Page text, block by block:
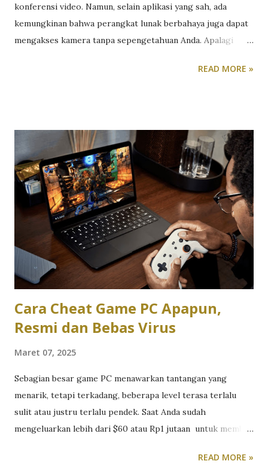
konferensi video. Namun, selain aplikasi yang sah, ada
kemungkinan bahwa perangkat lunak berbahaya juga dapat
mengakses kamera tanpa sepengetahuan Anda. Apalagi
dengan penutup fisik. Jika Anda ingin meningkatkan
melalui Registry Editor di Windows. Menonaktifkan Kamera
Melalui Registry Editor Buka Registry Editor Ketik regedit
di kolom pencarian pada taskbar dan tekan Enter . Klik pada
Registry Editor untuk membukanya. Navigasi ke Folder
yang Diperlukan Arahkan ke
HKEY_LOCAL_MACHINE\Software\Policies\Microsoft .
Buat Kunci Baru Klik kanan di area kosong di sebelah kanan.
Pilih New → Key . Beri nama kunci baru dengan Camera .
Buat DWORD Value untuk Menonaktifkan Kamera Pilih
folder Camera yang baru dibuat. Klik kanan di are...
READ MORE »
Cara Cheat Game PC Apapun,
Resmi dan Bebas Virus
Maret 07, 2025
Sebagian besar game PC menawarkan tantangan yang
menarik, tetapi terkadang, beberapa level terasa terlalu
sulit atau justru terlalu pendek. Saat Anda sudah
mengeluarkan lebih dari $60 atau Rp1 jutaan untuk membeli
READ MORE »